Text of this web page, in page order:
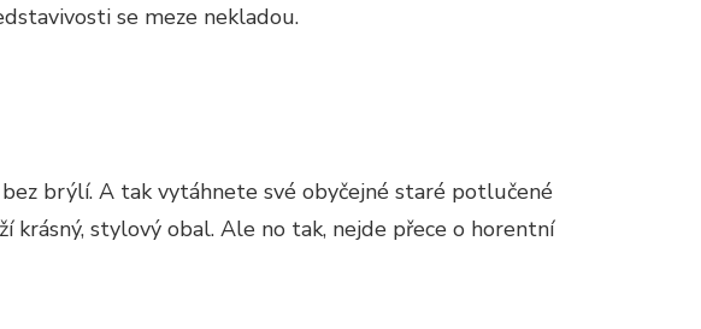
se meze nekladou.
brýlí. A tak vytáhnete své obyčejné staré potlučené
krásný, stylový obal. Ale no tak, nejde přece o horentní